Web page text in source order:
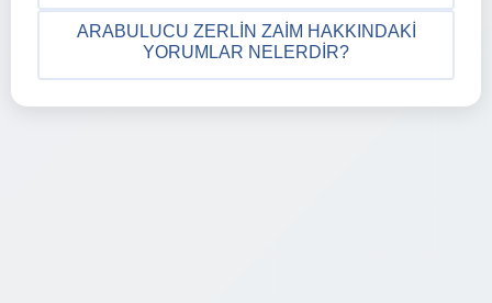
ARABULUCU ZERLIN ZAIM HAKKINDAKI
YORUMLAR NELERDIR?